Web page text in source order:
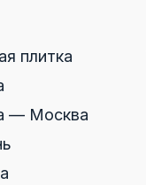
плитка
— Москва